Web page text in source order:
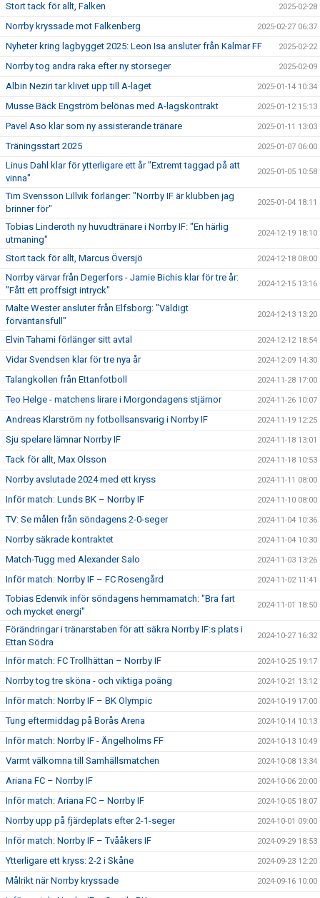
Stort tack för allt, Falken 2025-02-28
Norrby kryssade mot Falkenberg 2025-02-27 06:37
Nyheter kring lagbygget 2025: Leon Isa ansluter från Kalmar FF 2025-02-22
Norrby tog andra raka efter ny storseger 2025-02-09
Albin Neziri tar klivet upp till A-laget 2025-01-14 10:34
Musse Bäck Engström belönas med A-lagskontrakt 2025-01-12 15:13
Pavel Aso klar som ny assisterande tränare 2025-01-11 13:03
Träningsstart 2025 2025-01-07 06:00
Linus Dahl klar för ytterligare ett år "Extremt taggad på att
vinna"
2025-01-05 10:58
Tim Svensson Lillvik förlänger: "Norrby IF är klubben jag
brinner för"
2025-01-04 18:11
Tobias Linderoth ny huvudtränare i Norrby IF: "En härlig
utmaning"
2024-12-19 18:10
Stort tack för allt, Marcus Översjö 2024-12-18 08:00
Norrby värvar från Degerfors - Jamie Bichis klar för tre år:
"Fått ett proffsigt intryck"
2024-12-15 13:16
Malte Wester ansluter från Elfsborg: "Väldigt
förväntansfull"
2024-12-13 13:20
Elvin Tahami förlänger sitt avtal 2024-12-12 18:54
Vidar Svendsen klar för tre nya år 2024-12-09 14:30
Talangkollen från Ettanfotboll 2024-11-28 17:00
Teo Helge - matchens lirare i Morgondagens stjärnor 2024-11-26 10:07
Andreas Klarström ny fotbollsansvarig i Norrby IF 2024-11-19 12:25
Sju spelare lämnar Norrby IF 2024-11-18 13:01
Tack för allt, Max Olsson 2024-11-18 10:53
Norrby avslutade 2024 med ett kryss 2024-11-11 08:00
Inför match: Lunds BK – Norrby IF 2024-11-10 08:00
TV: Se målen från söndagens 2-0-seger 2024-11-04 10:36
Norrby säkrade kontraktet 2024-11-04 10:30
Match-Tugg med Alexander Salo 2024-11-03 13:26
Inför match: Norrby IF – FC Rosengård 2024-11-02 11:41
Tobias Edenvik inför söndagens hemmamatch: "Bra fart
och mycket energi"
2024-11-01 18:50
Förändringar i tränarstaben för att säkra Norrby IF:s plats i
Ettan Södra
2024-10-27 16:32
Inför match: FC Trollhättan – Norrby IF 2024-10-25 19:17
Norrby tog tre sköna - och viktiga poäng 2024-10-21 13:12
Inför match: Norrby IF – BK Olympic 2024-10-19 17:00
Tung eftermiddag på Borås Arena 2024-10-14 10:13
Inför match: Norrby IF - Ängelholms FF 2024-10-13 10:49
Varmt välkomna till Samhällsmatchen 2024-10-08 13:34
Ariana FC – Norrby IF 2024-10-06 20:00
Inför match: Ariana FC – Norrby IF 2024-10-05 18:07
Norrby upp på fjärdeplats efter 2-1-seger 2024-10-01 09:00
Inför match: Norrby IF – Tvååkers IF 2024-09-29 18:53
Ytterligare ett kryss: 2-2 i Skåne 2024-09-23 12:20
Målrikt när Norrby kryssade 2024-09-16 10:00